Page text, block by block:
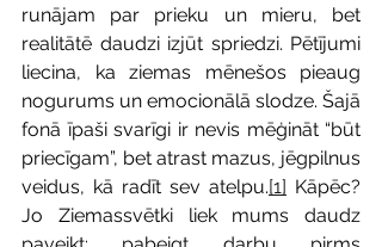
runājam par prieku un mieru, bet
realitātē daudzi izjūt spriedzi. Pētījumi
liecina, ka ziemas mēnešos pieaug
nogurums un emocionālā slodze. Šajā
fonā īpaši svarīgi ir nevis mēģināt “būt
priecīgam”, bet atrast mazus, jēgpilnus
veidus, kā radīt sev atelpu.[1] Kāpēc?
Jo Ziemassvētki liek mums daudz